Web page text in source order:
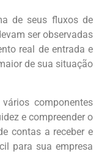
de seus fluxos de
ser observadas
real de entrada e
de sua situação
componentes
e compreender o
contas a receber e
para sua empresa